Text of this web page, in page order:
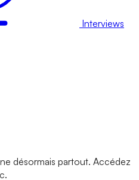
Interviews
désormais partout. Accédez